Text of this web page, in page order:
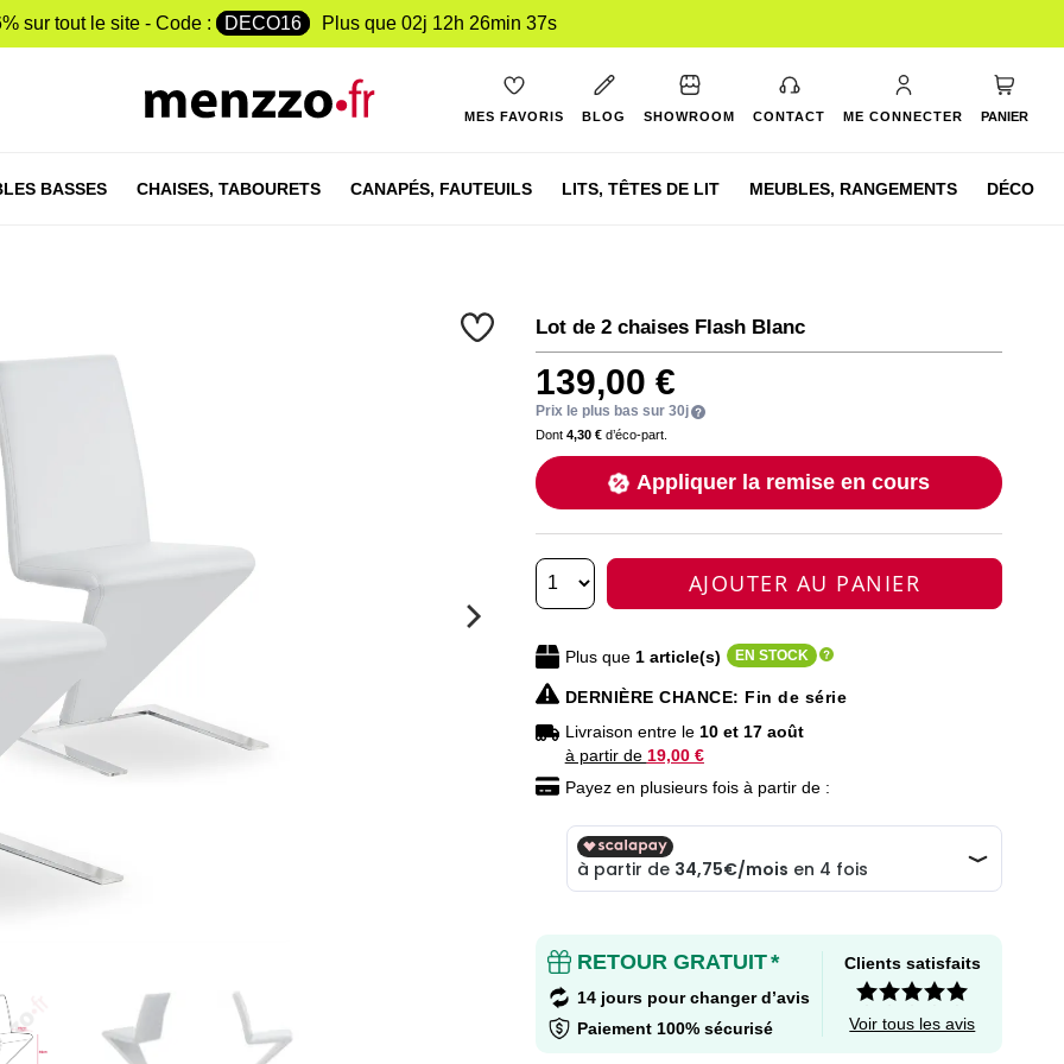
sur tout le site - Code : DECO16 Plus que 02j 12h 26min 36s
MES FAVORIS BLOG SHOWROOM CONTACT ME CONNECTER PANIER
BASSES CHAISES, TABOURETS CANAPÉS, FAUTEUILS LITS, TÊTES DE LIT MEUBLES, RANGEMENTS DÉCO
Lot de 2 chaises Flash Blanc
139,00 €
Prix le plus bas sur 30j
Dont 4,30 €d’éco-part.
Appliquer la remise en cours
AJOUTER AU PANIER
Plus que 1article(s) EN STOCK
DERNIÈRE CHANCE: Fin de série
Livraison entre le 10 et 17 août
à partir de 19,00 €
Payez en plusieurs fois à partir de :
RETOUR GRATUIT*
14 jours pour changer d’avis
Paiement 100% sécurisé
Clients satisfaits
Voir tous les avis